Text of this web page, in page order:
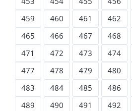
459
460 461 462
465
466 467 468
471
472 473 474
477
478 479 480
483
484 485 486
489
490 491 492